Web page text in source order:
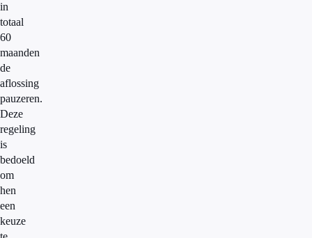
in
totaal
60
maanden
de
aflossing
pauzeren.
Deze
regeling
is
bedoeld
om
hen
een
keuze